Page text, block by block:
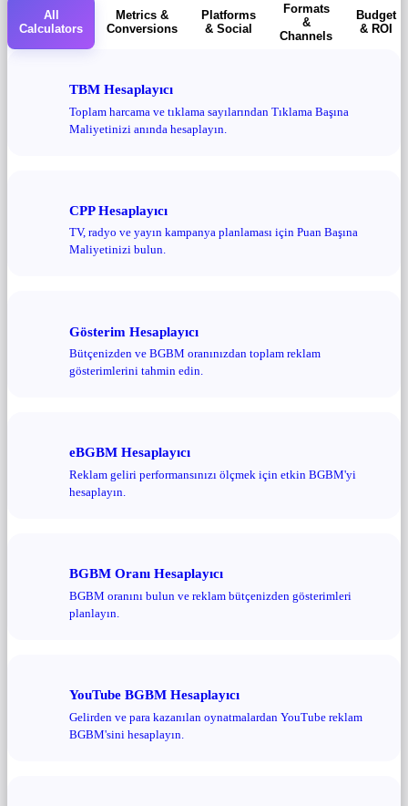
All
Calculators
Metrics &
Conversions
Platforms
& Social
Formats
&
Channels
Budget
& ROI
TBM Hesaplayıcı
Toplam harcama ve tıklama sayılarından Tıklama Başına
Maliyetinizi anında hesaplayın.
CPP Hesaplayıcı
TV, radyo ve yayın kampanya planlaması için Puan Başına
Maliyetinizi bulun.
Gösterim Hesaplayıcı
Bütçenizden ve BGBM oranınızdan toplam reklam
gösterimlerini tahmin edin.
eBGBM Hesaplayıcı
Reklam geliri performansınızı ölçmek için etkin BGBM'yi
hesaplayın.
BGBM Oranı Hesaplayıcı
BGBM oranını bulun ve reklam bütçenizden gösterimleri
planlayın.
YouTube BGBM Hesaplayıcı
Gelirden ve para kazanılan oynatmalardan YouTube reklam
BGBM'sini hesaplayın.